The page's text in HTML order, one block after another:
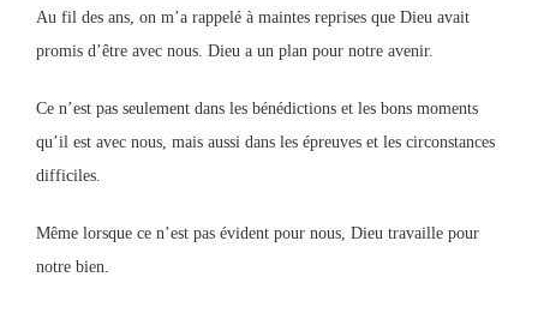
Au fil des ans, on m’a rappelé à maintes reprises que Dieu avait
promis d’être avec nous. Dieu a un plan pour notre avenir.
Ce n’est pas seulement dans les bénédictions et les bons moments
qu’il est avec nous, mais aussi dans les épreuves et les circonstances
difficiles.
Même lorsque ce n’est pas évident pour nous, Dieu travaille pour
notre bien.